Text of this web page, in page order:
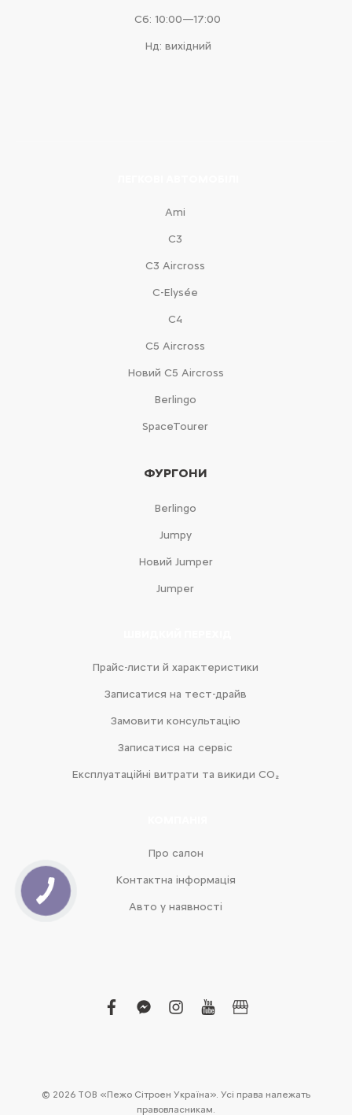
Сб: 10:00—17:00
Нд: вихідний
Ami
С3
С3 Aircross
C-Elysée
С4
С5 Aircross
Новий С5 Aircross
Berlingo
SpaceTourer
ФУРГОНИ
Berlingo
Jumpy
Новий Jumper
Jumper
Прайс-листи й характеристики
Записатися на тест-драйв
Замовити консультацію
Записатися на сервіс
Експлуатаційні витрати та викиди CO₂
Про салон
Контактна інформація
Авто у наявності
facebook
facebook-
instagram
youtubebusiness
© 2026 ТОВ «Пежо Сітроен Україна». Усі права належать
правовласникам.